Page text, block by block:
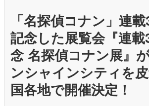
「名探偵コナン」連
記念した展覧会『連
念 名探偵コナン展』
ンシャインシティを
国各地で開催決定！